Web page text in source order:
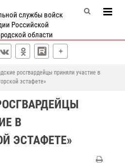
службы войск
Российской
области
росгвардейцы приняли участие в
эстафете»
В
ЭСТАФЕТЕ»